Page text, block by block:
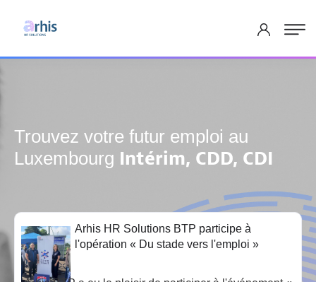
Trouvez votre futur emploi au
Luxembourg Intérim, CDD, CDI
Arhis HR Solutions BTP participe à
l'opération « Du stade vers l'emploi »